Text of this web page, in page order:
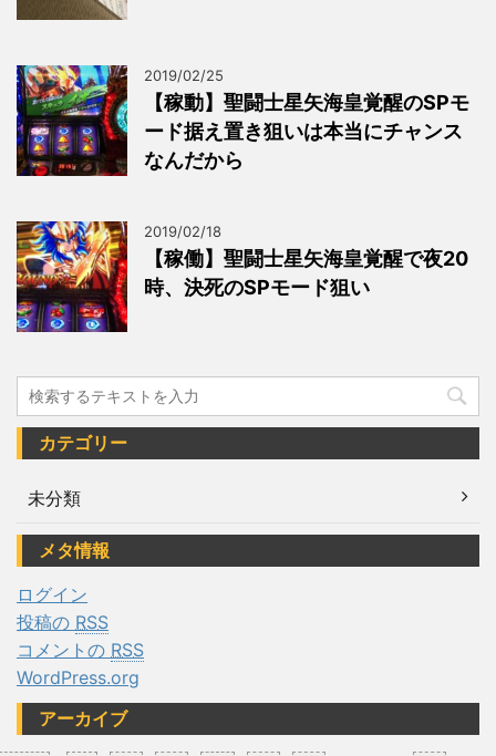
2019/02/25
【稼動】聖闘士星矢海皇覚醒のSPモ
ード据え置き狙いは本当にチャンス
なんだから
2019/02/18
【稼働】聖闘士星矢海皇覚醒で夜20
時、決死のSPモード狙い
カテゴリー
未分類
メタ情報
ログイン
投稿の RSS
コメントの RSS
WordPress.org
アーカイブ